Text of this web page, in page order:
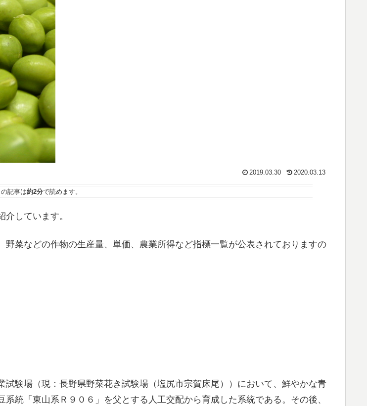
2019.03.30 2020.03.13
の記事は約2分で読めます。
しています。
菜などの作物の生産量、単価、農業所得など指標一覧が公表されておりますの
験場（現：長野県野菜花き試験場（塩尻市宗賀床尾））において、鮮やかな青
統「東山系Ｒ９０６」を父とする人工交配から育成した系統である。その後、